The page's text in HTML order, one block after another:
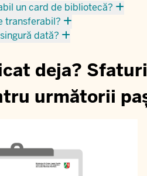
un card de bibliotecă?
transferabil?
dată?
deja?
următorii